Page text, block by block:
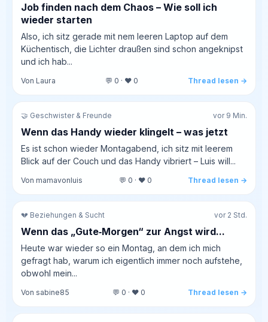
Job finden nach dem Chaos – Wie soll ich
wieder starten
Also, ich sitz gerade mit nem leeren Laptop auf dem
Küchentisch, die Lichter draußen sind schon angeknipst
und ich hab...
Von Laura 💬 0 · ❤️ 0 Thread lesen →
🤝 Geschwister & Freunde vor 9 Min.
Wenn das Handy wieder klingelt – was jetzt
Es ist schon wieder Montagabend, ich sitz mit leerem
Blick auf der Couch und das Handy vibriert – Luis will...
Von mamavonluis 💬 0 · ❤️ 0 Thread lesen →
💔 Beziehungen & Sucht vor 2 Std.
Wenn das „Gute‑Morgen“ zur Angst wird...
Heute war wieder so ein Montag, an dem ich mich
gefragt hab, warum ich eigentlich immer noch aufstehe,
obwohl mein...
Von sabine85 💬 0 · ❤️ 0 Thread lesen →